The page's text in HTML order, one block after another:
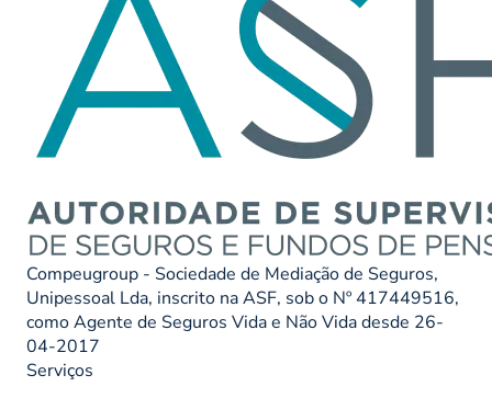
Compeugroup - Sociedade de Mediação de Seguros,
Unipessoal Lda, inscrito na ASF, sob o Nº 417449516,
como Agente de Seguros Vida e Não Vida desde 26-
04-2017
Serviços